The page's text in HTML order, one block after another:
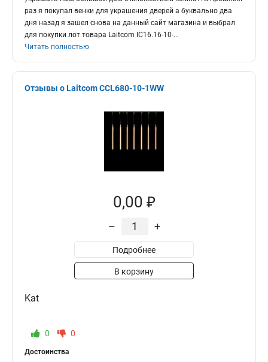
раз я покупал венки для украшения дверей а буквально два
дня назад я зашел снова на данный сайт магазина и выбрал
для покупки лот товара Laitcom IC16.16-10-...
Читать полностью
Отзывы о Laitcom CCL680-10-1WW
0,00 ₽
– +
Подробнее
В корзину
Kat
0 0
Достоинства